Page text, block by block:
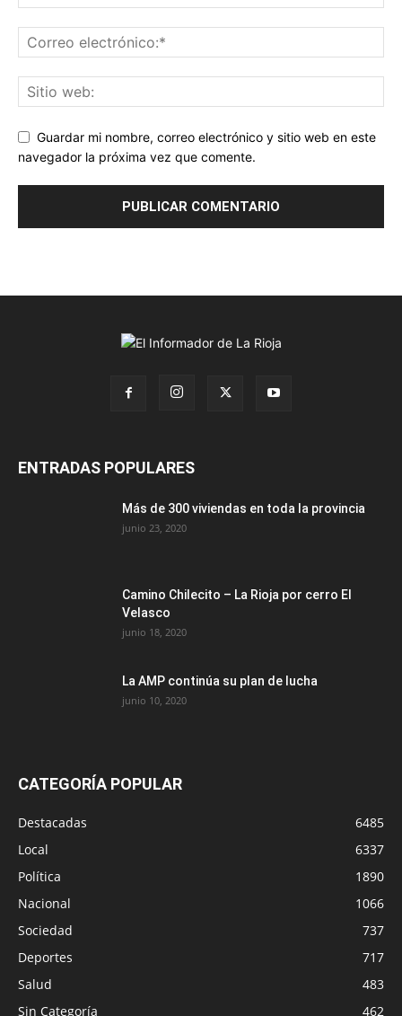
Guardar mi nombre, correo electrónico y sitio web en este
navegador la próxima vez que comente.
ENTRADAS POPULARES
Más de 300 viviendas en toda la provincia
junio 23, 2020
Camino Chilecito – La Rioja por cerro El
Velasco
junio 18, 2020
La AMP continúa su plan de lucha
junio 10, 2020
CATEGORÍA POPULAR
Destacadas
6485
Local
6337
Política
1890
Nacional
1066
Sociedad
737
Deportes
717
Salud
483
Sin Categoría
462